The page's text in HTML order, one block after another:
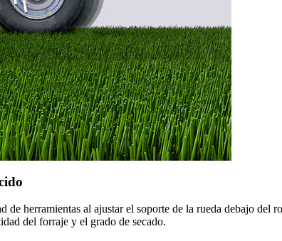
de herramientas al ajustar el soporte de la rueda debajo
del forraje y el grado de secado.